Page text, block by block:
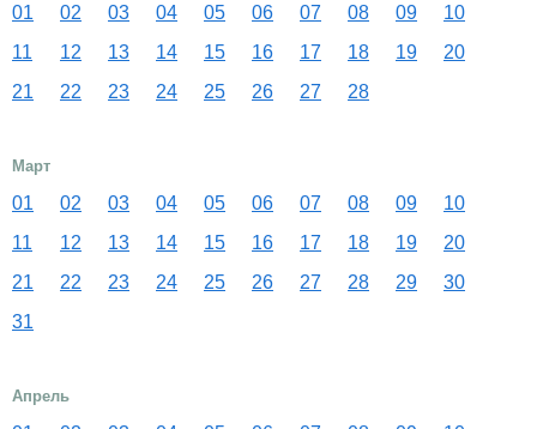
01 02 03 04 05 06 07 08 09
10
11
12 13 14 15 16 17 18 19
20
21
22 23 24 25 26 27 28
Март
01 02 03 04 05 06 07 08 09
10
11
12 13 14 15 16 17 18 19
20
21
22 23 24 25 26 27 28 29
30
31
Апрель